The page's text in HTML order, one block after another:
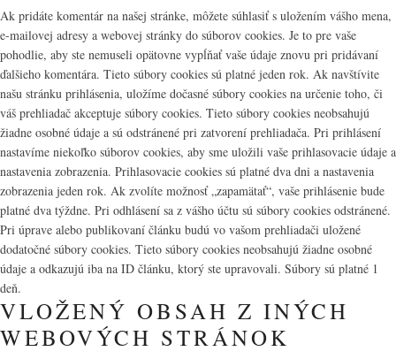
Ak pridáte komentár na našej stránke, môžete súhlasiť s uložením vášho mena,
e-mailovej adresy a webovej stránky do súborov cookies. Je to pre vaše
pohodlie, aby ste nemuseli opätovne vypĺňať vaše údaje znovu pri pridávaní
ďalšieho komentára. Tieto súbory cookies sú platné jeden rok. Ak navštívite
našu stránku prihlásenia, uložíme dočasné súbory cookies na určenie toho, či
váš prehliadač akceptuje súbory cookies. Tieto súbory cookies neobsahujú
žiadne osobné údaje a sú odstránené pri zatvorení prehliadača. Pri prihlásení
nastavíme niekoľko súborov cookies, aby sme uložili vaše prihlasovacie údaje a
nastavenia zobrazenia. Prihlasovacie cookies sú platné dva dni a nastavenia
zobrazenia jeden rok. Ak zvolíte možnosť „zapamätať“, vaše prihlásenie bude
platné dva týždne. Pri odhlásení sa z vášho účtu sú súbory cookies odstránené.
Pri úprave alebo publikovaní článku budú vo vašom prehliadači uložené
dodatočné súbory cookies. Tieto súbory cookies neobsahujú žiadne osobné
údaje a odkazujú iba na ID článku, ktorý ste upravovali. Súbory sú platné 1
deň.
VLOŽENÝ OBSAH Z INÝCH
WEBOVÝCH STRÁNOK